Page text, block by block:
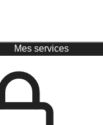
Mes services